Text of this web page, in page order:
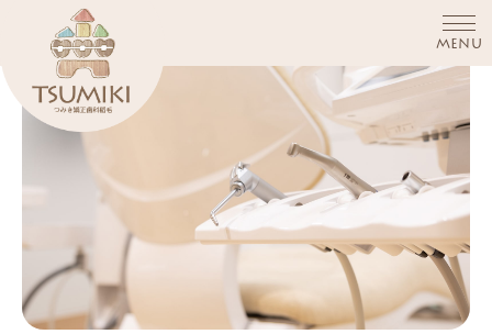
MENU